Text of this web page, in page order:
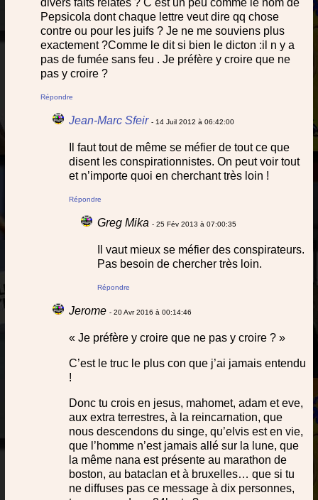
divers faits relatés ? C est un peu comme le nom de
Pepsicola dont chaque lettre veut dire qq chose
contre ou pour les juifs ? Je ne me souviens plus
exactement ?Comme le dit si bien le dicton :il n y a
pas de fumée sans feu . Je préfère y croire que ne
pas y croire ?
Répondre
Jean-Marc Sfeir - 14 Juil 2012 à 06:42:00
Il faut tout de même se méfier de tout ce que
disent les conspirationnistes. On peut voir tout
et n’importe quoi en cherchant très loin !
Répondre
Greg Mika - 25 Fév 2013 à 07:00:35
Il vaut mieux se méfier des conspirateurs.
Pas besoin de chercher très loin.
Répondre
Jerome - 20 Avr 2016 à 00:14:46
« Je préfère y croire que ne pas y croire ? »
C’est le truc le plus con que j’ai jamais entendu
!
Donc tu crois en jesus, mahomet, adam et eve,
aux extra terrestres, à la reincarnation, que
nous descendons du singe, qu’elvis est en vie,
que l’homme n’est jamais allé sur la lune, que
la même nana est présente au marathon de
boston, au bataclan et à bruxelles… que si tu
ne diffuses pas ce message à dix personnes,